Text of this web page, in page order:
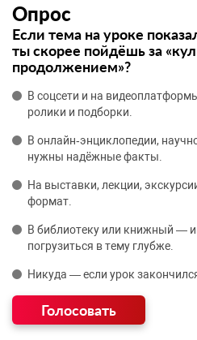
Опрос
Если тема на уроке
ты скорее пойдёшь за
продолжением»?
В соцсети и на
ролики и подборки.
В онлайн‑энциклопедии,
нужны надёжные факты.
На выставки, лекции,
формат.
В библиотеку или книжный —
погрузиться в тему глубже.
Никуда — если урок